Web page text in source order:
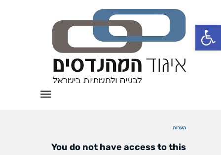
פתח סרגל נגישות
תפריט
הערות
You do not have access to this